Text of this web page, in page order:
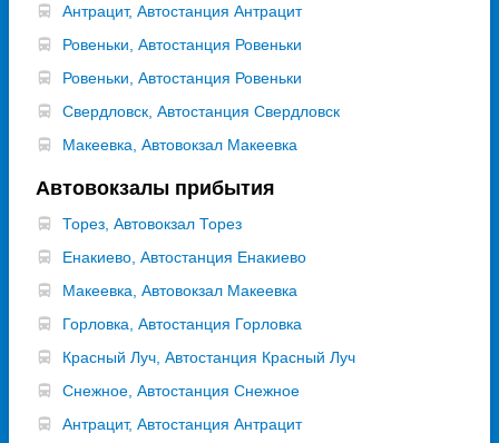
Антрацит, Автостанция Антрацит
Ровеньки, Автостанция Ровеньки
Ровеньки, Автостанция Ровеньки
Свердловск, Автостанция Свердловск
Макеевка, Автовокзал Макеевка
Автовокзалы прибытия
Торез, Автовокзал Торез
Енакиево, Автостанция Енакиево
Макеевка, Автовокзал Макеевка
Горловка, Автостанция Горловка
Красный Луч, Автостанция Красный Луч
Снежное, Автостанция Снежное
Антрацит, Автостанция Антрацит